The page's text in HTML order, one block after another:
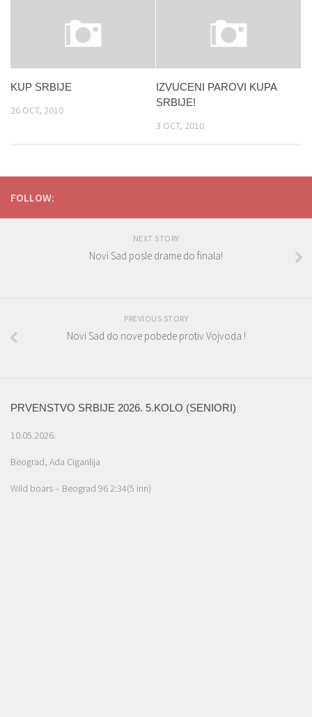
KUP SRBIJE
26 OCT, 2010
IZVUCENI PAROVI KUPA
SRBIJE!
3 OCT, 2010
FOLLOW:
NEXT STORY
Novi Sad posle drame do finala!
PREVIOUS STORY
Novi Sad do nove pobede protiv Vojvoda !
PRVENSTVO SRBIJE 2026. 5.KOLO (SENIORI)
10.05.2026.
Beograd, Ada Ciganlija
Wild boars – Beograd 96 2:34(5 inn)